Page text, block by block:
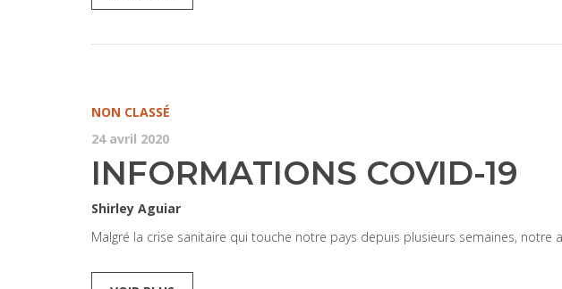
NON CLASSÉ
24 avril 2020
INFORMATIONS COVID-19
Shirley Aguiar
Malgré la crise sanitaire qui touche notre pays depuis plusieurs semaines, notre